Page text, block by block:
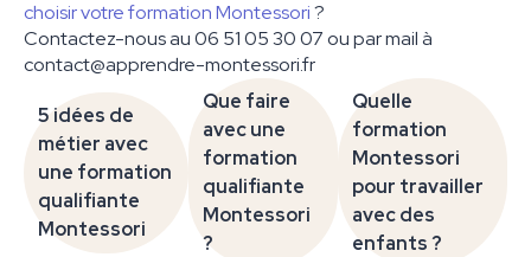
choisir votre formation Montessori?
Contactez-nous au 06 51 05 30 07 ou par mail à
contact@apprendre-montessori.fr
5 idées de
métier avec
une formation
qualifiante
Montessori
Que faire
avec une
formation
qualifiante
Montessori
?
Quelle
formation
Montessori
pour travailler
avec des
enfants ?